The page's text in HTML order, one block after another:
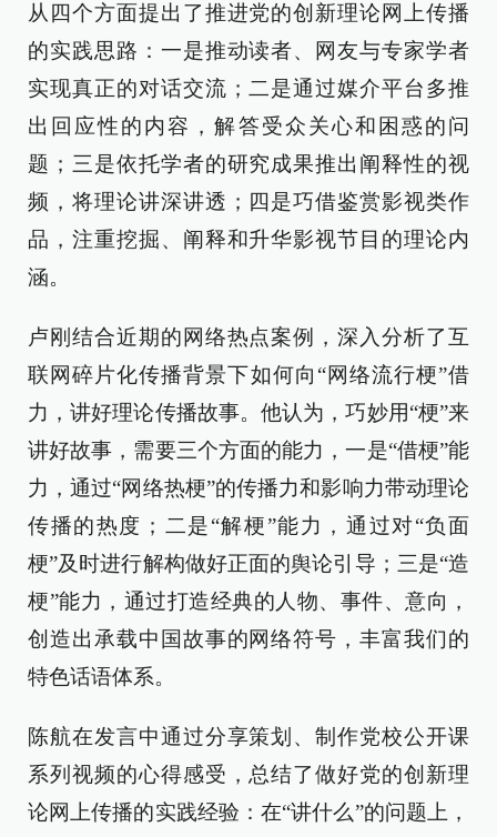
从四个方面提出了推进党的创新理论网上传播
的实践思路：一是推动读者、网友与专家学者
实现真正的对话交流；二是通过媒介平台多推
出回应性的内容，解答受众关心和困惑的问
题；三是依托学者的研究成果推出阐释性的视
频，将理论讲深讲透；四是巧借鉴赏影视类作
品，注重挖掘、阐释和升华影视节目的理论内
涵。
卢刚结合近期的网络热点案例，深入分析了互
联网碎片化传播背景下如何向“网络流行梗”借
力，讲好理论传播故事。他认为，巧妙用“梗”来
讲好故事，需要三个方面的能力，一是“借梗”能
力，通过“网络热梗”的传播力和影响力带动理论
传播的热度；二是“解梗”能力，通过对“负面
梗”及时进行解构做好正面的舆论引导；三是“造
梗”能力，通过打造经典的人物、事件、意向，
创造出承载中国故事的网络符号，丰富我们的
特色话语体系。
陈航在发言中通过分享策划、制作党校公开课
系列视频的心得感受，总结了做好党的创新理
论网上传播的实践经验：在“讲什么”的问题上，